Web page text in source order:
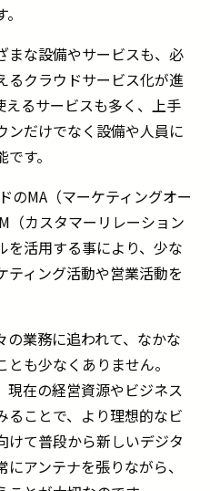
まな設備やサービスも、必
るクラウドサービス化が進
えるサービスも多く、上手
ンだけでなく設備や人員に
す。
のMA（マーケティングオー
（カスタマーリレーション
を活用する事により、少な
ティング活動や営業活動を
業務に追われて、なかな
も少なくありません。
現在の経営資源やビジネス
ることで、より理想的なビ
けて普段から新しいデジタ
アンテナを張りながら、